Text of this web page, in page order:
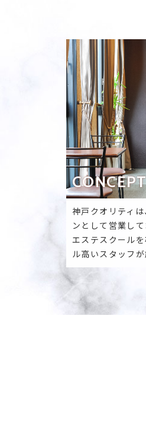
神戸クオリティ
ンとして営業して
エステスクール
ル高いスタッフが